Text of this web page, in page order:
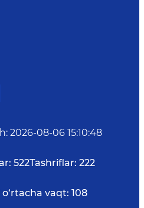
: 2026-08-06 15:10:48
522Tashriflar: 222
vaqt: 108